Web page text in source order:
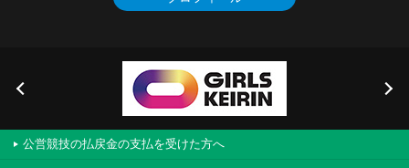
公営競技の払戻金の支払を受けた方へ